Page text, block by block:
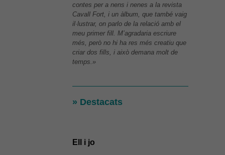
Comprovar disponibilitat
de títols
contes per a nens i nenes a la revista
Cavall Fort, i un àlbum, que també vaig
il·lustrar, on parlo de la relació amb el
meu primer fill. M’agradaria escriure
més, però no hi ha res més creatiu que
criar dos fills, i això demana molt de
temps.»
» Destacats
Ell i jo